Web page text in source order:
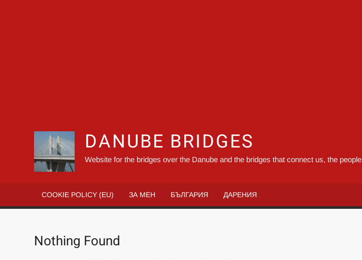
DANUBE BRIDGES
Website for the bridges over the Danube and the bridges that connect us, the people
COOKIE POLICY (EU) ЗА МЕН БЪЛГАРИЯ ДАРЕНИЯ
Nothing Found